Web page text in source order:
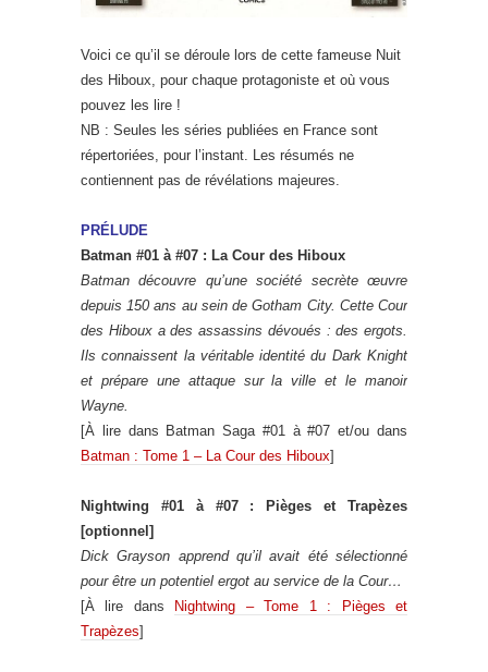
Voici ce qu’il se déroule lors de cette fameuse Nuit
des Hiboux, pour chaque protagoniste et où vous
pouvez les lire !
NB : Seules les séries publiées en France sont
répertoriées, pour l’instant. Les résumés ne
contiennent pas de révélations majeures.
PRÉLUDE
Batman #01 à #07 : La Cour des Hiboux
Batman découvre qu’une société secrète œuvre
depuis 150 ans au sein de Gotham City. Cette Cour
des Hiboux a des assassins dévoués : des ergots.
Ils connaissent la véritable identité du Dark Knight
et prépare une attaque sur la ville et le manoir
Wayne.
[À lire dans Batman Saga #01 à #07 et/ou dans
Batman : Tome 1 – La Cour des Hiboux]
Nightwing #01 à #07 : Pièges et Trapèzes
[optionnel]
Dick Grayson apprend qu’il avait été sélectionné
pour être un potentiel ergot au service de la Cour…
[À lire dans
Nightwing – Tome 1 : Pièges et
Trapèzes]